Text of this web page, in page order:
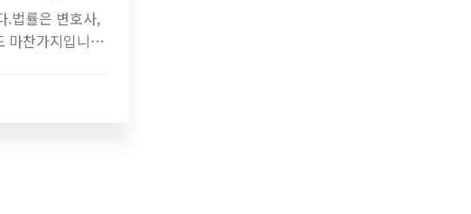
.법률은 변호사,
마찬가지입니
한 번 해보려